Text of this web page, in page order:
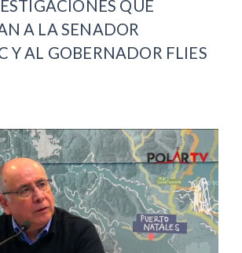
QUE
A LA SENADOR
Y AL GOBERNADOR FLIES